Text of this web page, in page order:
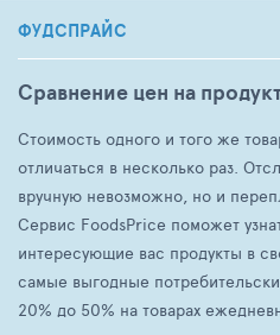
ФУДСПРАЙС
Сравнение цен на
Стоимость одного и того же
отличаться в несколько раз.
вручную невозможно, но и
Сервис FoodsPrice поможет
интересующие вас продукты в
самые выгодные
20% до 50% на товарах